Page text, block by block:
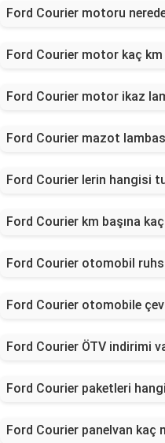
Ford Courier motoru
Ford Courier motor kaç km
Ford Courier motor ikaz
Ford Courier mazot
Ford Courier lerin hangisi
Ford Courier km başına
Ford Courier otomobil
Ford Courier otomobile
Ford Courier ÖTV indirimi
Ford Courier paketleri
Ford Courier panelvan kaç